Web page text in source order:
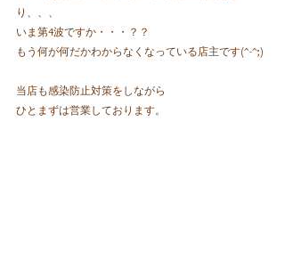
り、、、
いま第4波ですか・・・？？
もう何が何だかわからなくなっている店主です(^-^;)
当店も感染防止対策をしながら
ひとまずは営業しております。